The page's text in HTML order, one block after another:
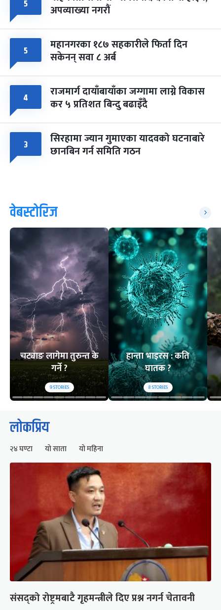
५ अपव्याख्या नगरौं
५ महानगरका १८७ सहकारीले फिर्ता दिन
सकेनन् सवा ८ अर्ब
४ राजमार्ग दायाँबायाँका जग्गामा लाग्ने विकास
कर ५ प्रतिशत बिन्दु बढाइँदै
३ सिरहामा ज्यान गुमाएका यादवको घटनाबारे
छानबिन गर्न समिति गठन
वेबस्टोरिज
चट्याङ लागेमा तुरुन्त के
गर्ने ?
9STORIES
हान्ता भाइरस : कति
घातक ?
8STORIES
लोकप्रिय
२४ घण्टा यो साता यो महिना
संसद्को रोष्ट्रमबाटै गृहमन्त्रीले दिए प्रश्न नगर्न चेतावनी